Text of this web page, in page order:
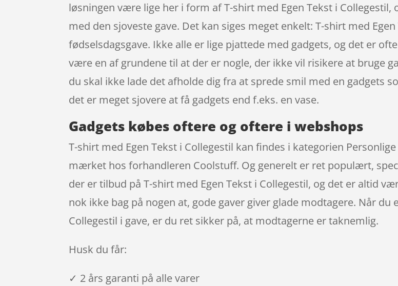
løsningen være lige her i form af T-shirt med Egen Tekst i
med den sjoveste gave. Det kan siges meget enkelt: T-shirt med
fødselsdagsgave. Ikke alle er lige pjattede med gadgets, og det er
være en af grundene til at der er nogle, der ikke vil risikere at bruge
du skal ikke lade det afholde dig fra at sprede smil med en gadgets
det er meget sjovere at få gadgets end f.eks. en vase.
Gadgets købes oftere og oftere i webshops
T-shirt med Egen Tekst i Collegestil kan findes i kategorien
mærket hos forhandleren Coolstuff. Og generelt er ret populært,
der er tilbud på T-shirt med Egen Tekst i Collegestil, og det er altid
nok ikke bag på nogen at, gode gaver giver glade modtagere. Når du
Collegestil i gave, er du ret sikker på, at modtagerne er taknemlig.
Husk du får:
✓ 2 års garanti på alle varer